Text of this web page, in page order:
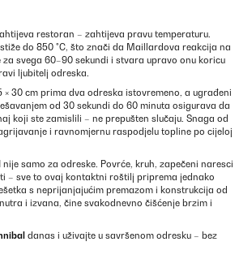
restoran – zahtijeva pravu temperaturu.
do 850 °C, što znači da Maillardova reakcija na
svega 60–90 sekundi i stvara upravo onu koricu
ljubitelj odreska.
× 30 cm prima dva odreska istovremeno, a ugrađeni
od 30 sekundi do 60 minuta osigurava da
koji ste zamislili – ne prepušten slučaju. Snaga od
i ravnomjernu raspodjelu topline po cijeloj
nije samo za odreske. Povrće, kruh, zapečeni naresci
– sve to ovaj kontaktni roštilj priprema jednako
s neprijanjajućim premazom i konstrukcija od
i izvana, čine svakodnevno čišćenje brzim i
danas i uživajte u savršenom odresku – bez